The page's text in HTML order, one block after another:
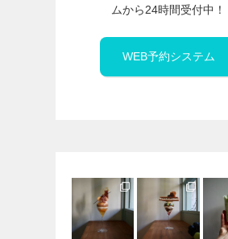
ムから24時間受付中！
WEB予約システム